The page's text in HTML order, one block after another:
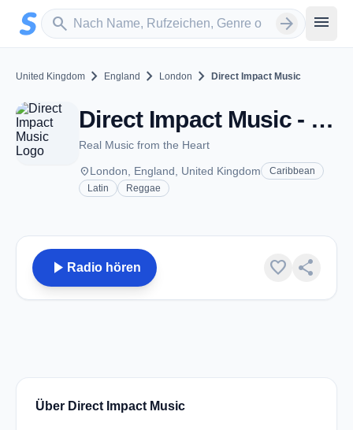
Zum Hauptinhalt springen
search
Sender suchen arrow_forward menu
United Kingdom chevron_right England chevron_right London chevron_right Direct Impact Music
Direct Impact Music - London
Real Music from the Heart
placeLondon, England, United Kingdom
Caribbean
Latin
Reggae
play_arrow Radio hören favorite share
Über Direct Impact Music